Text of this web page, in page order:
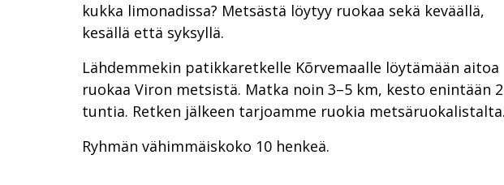
kukka limonadissa? Metsästä löytyy ruokaa sekä keväällä,
kesällä että syksyllä.
Lähdemmekin patikkaretkelle Kõrvemaalle löytämään aitoa
ruokaa Viron metsistä. Matka noin 3–5 km, kesto enintään 2
tuntia. Retken jälkeen tarjoamme ruokia metsäruokalistalta.
Ryhmän vähimmäiskoko 10 henkeä.